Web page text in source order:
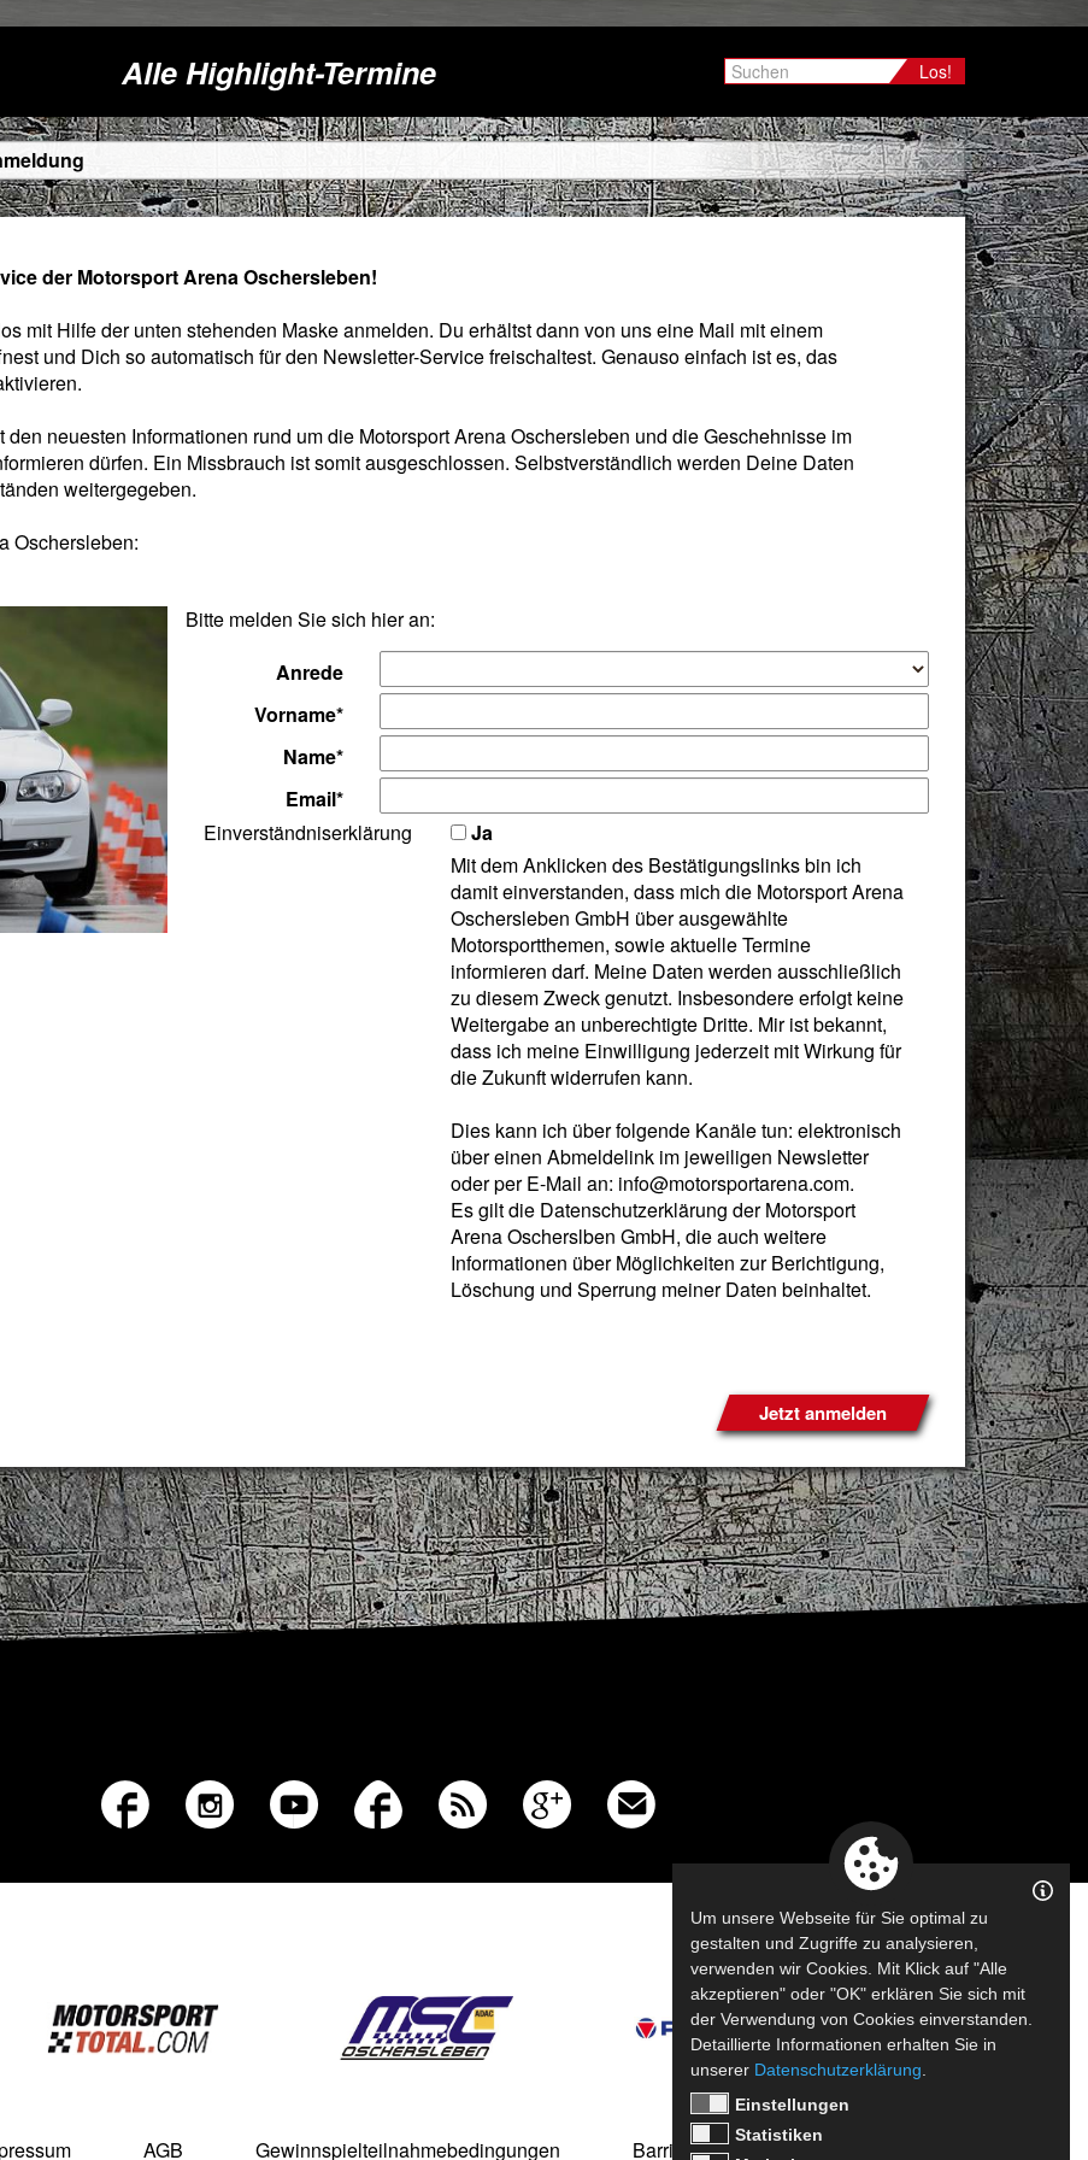
Alle Highlight-Termine Los!
der Motorsport Arena Oschersleben!
mit Hilfe der unten stehenden Maske anmelden. Du erhältst dann von uns eine Mail mit einem
und Dich so automatisch für den Newsletter-Service freischaltest. Genauso einfach ist es, das
neuesten Informationen rund um die Motorsport Arena Oschersleben und die Geschehnisse im
dürfen. Ein Missbrauch ist somit ausgeschlossen. Selbstverständlich werden Deine Daten
weitergegeben.
Oschersleben:
Bitte melden Sie sich hier an:
Anrede
Vorname*
Name*
Email*
Einverständniserklärung
Ja
Mit dem Anklicken des Bestätigungslinks bin ich
damit einverstanden, dass mich die Motorsport Arena
Oschersleben GmbH über ausgewählte
Motorsportthemen, sowie aktuelle Termine
informieren darf. Meine Daten werden ausschließlich
zu diesem Zweck genutzt. Insbesondere erfolgt keine
Weitergabe an unberechtigte Dritte. Mir ist bekannt,
dass ich meine Einwilligung jederzeit mit Wirkung für
die Zukunft widerrufen kann.
Dies kann ich über folgende Kanäle tun: elektronisch
über einen Abmeldelink im jeweiligen Newsletter
oder per E-Mail an: info@motorsportarena.com.
Es gilt die Datenschutzerklärung der Motorsport
Arena Oscherslben GmbH, die auch weitere
Informationen über Möglichkeiten zur Berichtigung,
Löschung und Sperrung meiner Daten beinhaltet.
Jetzt anmelden
AGB Gewinnspielteilnahmebedingungen Barrierefreiheit
Um unsere Webseite für Sie optimal zu
gestalten und Zugriffe zu analysieren,
verwenden wir Cookies. Mit Klick auf "Alle
akzeptieren" oder "OK" erklären Sie sich mit
der Verwendung von Cookies einverstanden.
Detaillierte Informationen erhalten Sie in
unserer Datenschutzerklärung
Einstellungen
Statistiken